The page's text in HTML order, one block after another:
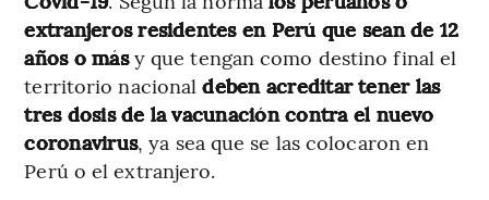
extranjeros residentes en Perú que sean de 12
años o másy que tengan como destino final el
territorio nacionaldeben acreditar tener las
tres dosis de la vacunación contra el nuevo
coronavirus, ya sea que se las colocaron en
Perú o el extranjero.